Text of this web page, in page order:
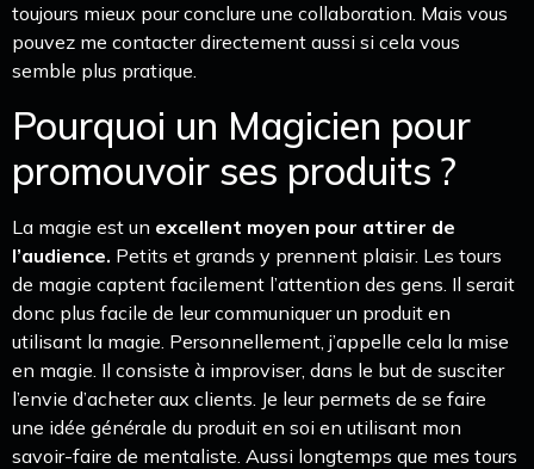
toujours mieux pour conclure une collaboration. Mais vous
pouvez me contacter directement aussi si cela vous
semble plus pratique.
Pourquoi un Magicien pour
promouvoir ses produits ?
La magie est un excellent moyen pour attirer de
l’audience. Petits et grands y prennent plaisir. Les tours
de magie captent facilement l’attention des gens. Il serait
donc plus facile de leur communiquer un produit en
utilisant la magie. Personnellement, j’appelle cela la mise
en magie. Il consiste à improviser, dans le but de susciter
l’envie d’acheter aux clients. Je leur permets de se faire
une idée générale du produit en soi en utilisant mon
savoir-faire de mentaliste. Aussi longtemps que mes tours